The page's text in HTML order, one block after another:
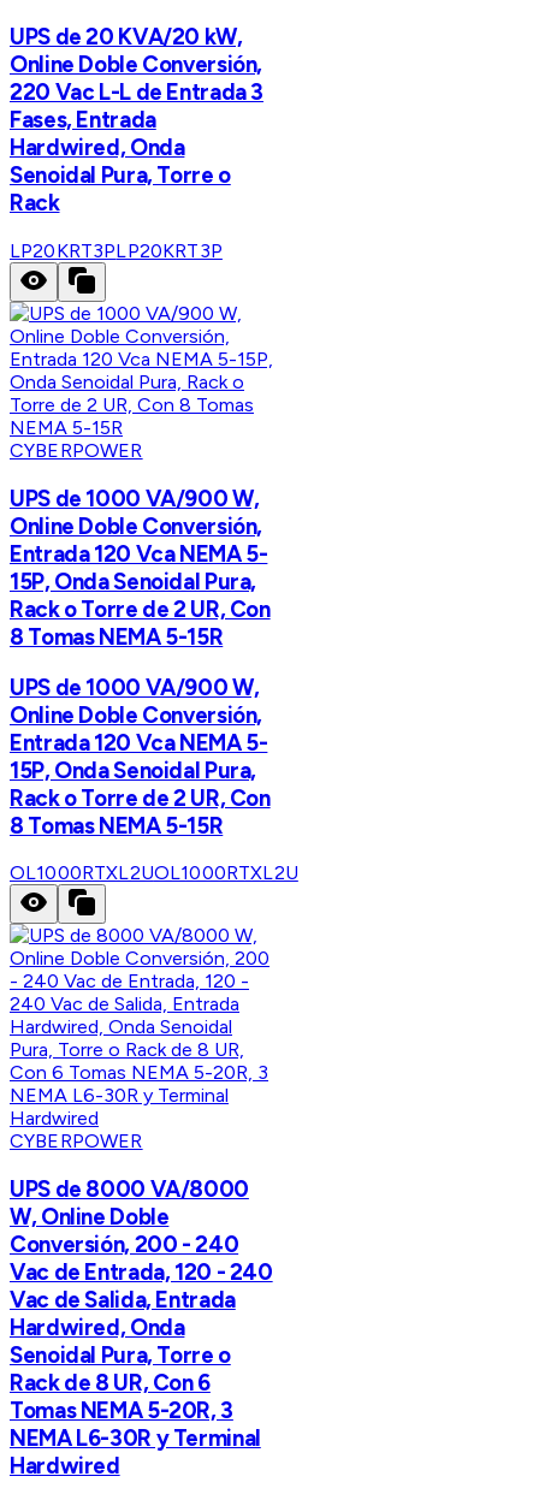
UPS de 20 KVA/20 kW,
Online Doble Conversión,
220 Vac L-L de Entrada 3
Fases, Entrada
Hardwired, Onda
Senoidal Pura, Torre o
Rack
LP20KRT3PLP20KRT3P
CYBERPOWER
UPS de 1000 VA/900 W,
Online Doble Conversión,
Entrada 120 Vca NEMA 5-
15P, Onda Senoidal Pura,
Rack o Torre de 2 UR, Con
8 Tomas NEMA 5-15R
UPS de 1000 VA/900 W,
Online Doble Conversión,
Entrada 120 Vca NEMA 5-
15P, Onda Senoidal Pura,
Rack o Torre de 2 UR, Con
8 Tomas NEMA 5-15R
OL1000RTXL2UOL1000RTXL2U
CYBERPOWER
UPS de 8000 VA/8000
W, Online Doble
Conversión, 200 - 240
Vac de Entrada, 120 - 240
Vac de Salida, Entrada
Hardwired, Onda
Senoidal Pura, Torre o
Rack de 8 UR, Con 6
Tomas NEMA 5-20R, 3
NEMA L6-30R y Terminal
Hardwired